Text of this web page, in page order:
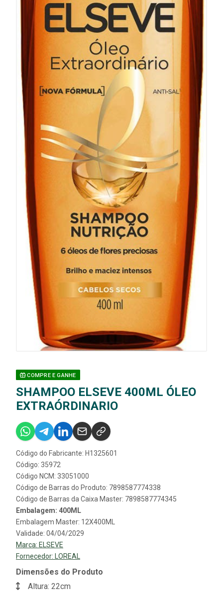
COMPRE E GANHE
SHAMPOO ELSEVE 400ML ÓLEO
EXTRAÓRDINARIO
Código do Fabricante: H1325601
Código: 35972
Código NCM: 33051000
Código de Barras do Produto: 7898587774338
Código de Barras da Caixa Master: 7898587774345
Embalagem: 400ML
Embalagem Master: 12X400ML
Validade: 04/04/2029
Marca: ELSEVE
Fornecedor:
LOREAL
Dimensões do Produto
Altura: 22cm